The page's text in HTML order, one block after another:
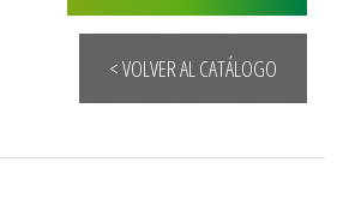
< VOLVER AL CATÁLOGO